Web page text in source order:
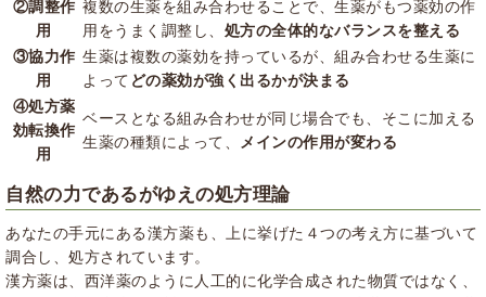
②調整作
用
複数の生薬を組み合わせることで、生薬がもつ薬効の作
用をうまく調整し、 処方の全体的なバランスを整える
③協力作
用
生薬は複数の薬効を持っているが、組み合わせる生薬に
よって どの薬効が強く出るかが決まる
④処方薬
効転換作
用
ベースとなる組み合わせが同じ場合でも、そこに加える
生薬の種類によって、
メインの作用が変わる
自然の力であるがゆえの処方理論
あなたの手元にある漢方薬も、上に挙げた４つの考え方に基づいて
調合し、処方されています。
漢方薬は、西洋薬のように人工的に化学合成された物質ではなく、